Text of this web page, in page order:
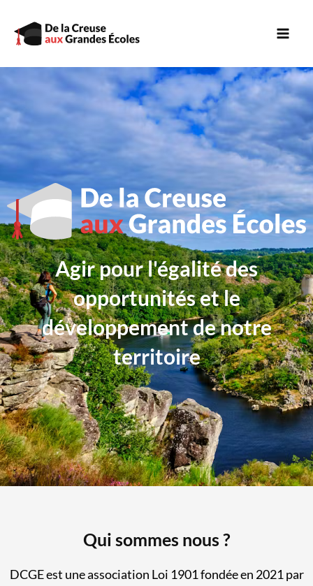
contenu
Agir pour l'égalité des
opportunités et le
développement de notre
territoire
Qui sommes nous ?
DCGE est une association Loi 1901 fondée en 2021 par